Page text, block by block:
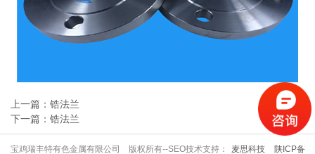
上一篇：锆法兰
下一篇：锆法兰
宝鸡瑞丰特有色金属有限公司 版权所有--SEO技术支持： 麦思科技
陕ICP备